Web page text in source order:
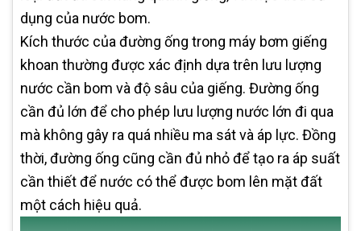
dụng của nước bom.
Kích thước của đường ống trong máy bơm giếng
khoan thường được xác định dựa trên lưu lượng
nước cần bom và độ sâu của giếng. Đường ống
cần đủ lớn để cho phép lưu lượng nước lớn đi qua
mà không gây ra quá nhiều ma sát và áp lực. Đồng
thời, đường ống cũng cần đủ nhỏ để tạo ra áp suất
cần thiết để nước có thể được bom lên mặt đất
một cách hiệu quả.